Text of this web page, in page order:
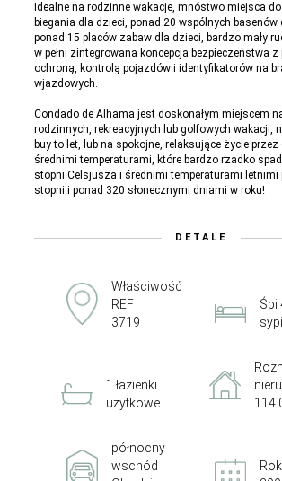
Idealne na rodzinne wakacje, mnóstwo miejsca
biegania dla dzieci, ponad 20 wspólnych basenów
ponad 15 placów zabaw dla dzieci, bardzo mały
w pełni zintegrowana koncepcja bezpieczeństwa
ochroną, kontrolą pojazdów i identyfikatorów na
wjazdowych.
Condado de Alhama jest doskonałym miejscem
rodzinnych, rekreacyjnych lub golfowych wakacji,
buy to let, lub na spokojne, relaksujące życie przez
średnimi temperaturami, które bardzo rzadko
stopni Celsjusza i średnimi temperaturami letnimi
stopni i ponad 320 słonecznymi dniami w roku!
DETALE
Właściwość
REF
3719
Śpi
1 łazienki
użytkowe
północny
wschód